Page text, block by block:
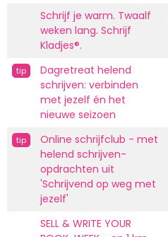
Schrijf je warm. Twaalf
weken lang. Schrijf
Kladjes®.
tip
Dagretreat helend
schrijven: verbinden
met jezelf én het
nieuwe seizoen
tip
Online schrijfclub - met
helend schrijven-
opdrachten uit
'Schrijvend op weg met
jezelf'
SELL & WRITE YOUR